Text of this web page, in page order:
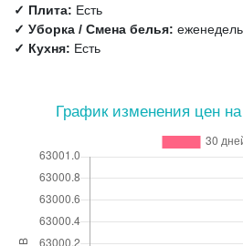
✓ Плита: Есть
✓ Уборка / Смена белья:
✓ Кухня: Есть
График изменения цен